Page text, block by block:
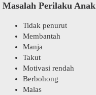
Masalah Perilaku Anak
Tidak penurut
Membantah
Manja
Takut
Motivasi rendah
Berbohong
Malas